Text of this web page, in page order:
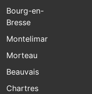
Bourg-en-
Bresse
Montelimar
Morteau
Beauvais
Chartres